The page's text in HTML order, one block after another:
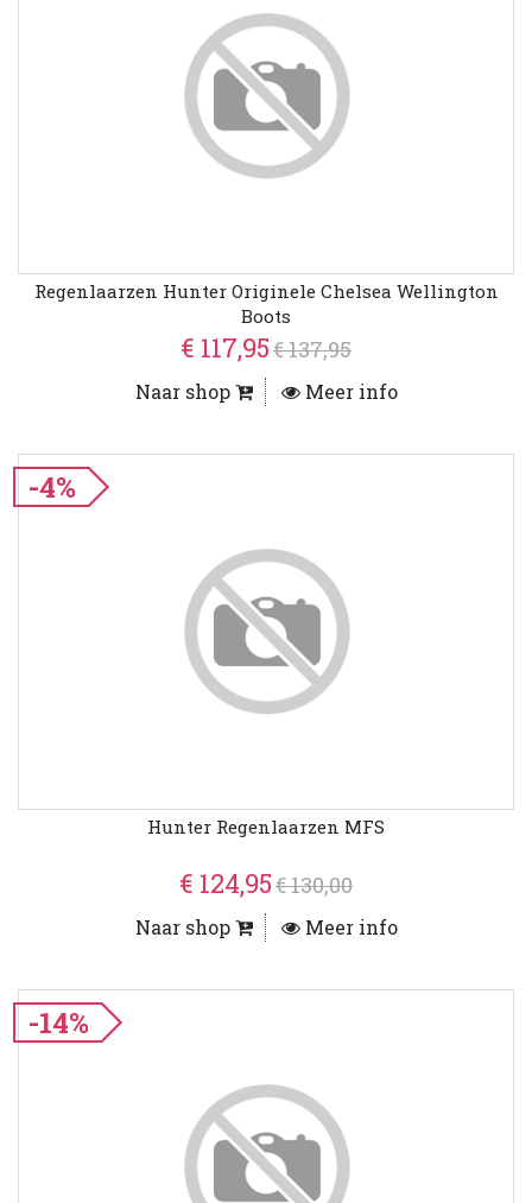
Regenlaarzen Hunter Originele Chelsea Wellington
Boots
€ 117,95€ 137,95
Naar shop Meer info
-4%
Hunter Regenlaarzen MFS
€ 124,95€ 130,00
Naar shop Meer info
-14%